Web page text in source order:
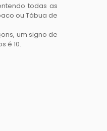
todas as
ou Tábua de
um signo de
é 10.